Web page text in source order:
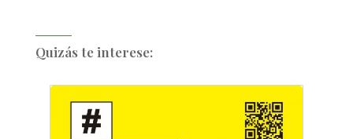
Quizás te interese: